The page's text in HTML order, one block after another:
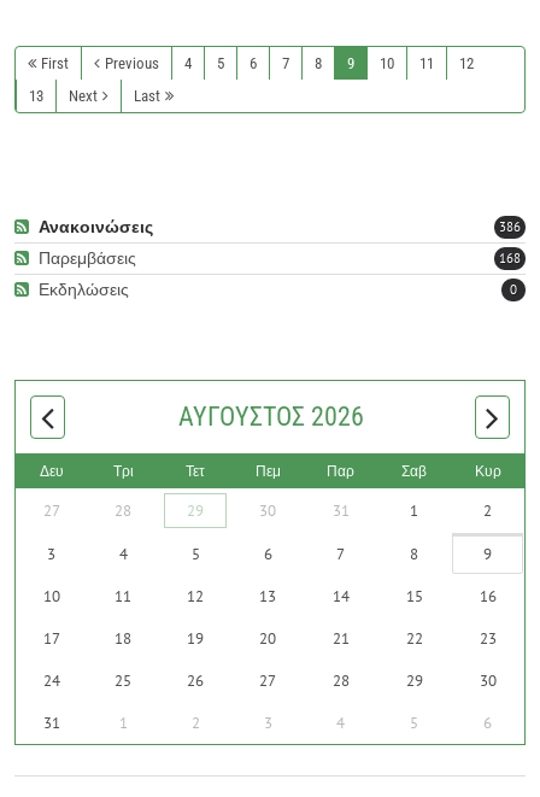
READ MORE
First Previous 4 5 6 7 8 9 10 11
12
13
Next Last
386
Ανακοινώσεις
168
Παρεμβάσεις
0
Εκδηλώσεις
ΑΎΓΟΥΣΤΟΣ 2026
Δευ Τρι Τετ Πεμ Παρ Σαβ Κυρ
27 28 29 30 31 1 2
3 4 5 6 7 8 9
10 11 12 13 14 15 16
17 18 19 20 21 22 23
24 25 26 27 28 29 30
31 1 2 3 4 5 6